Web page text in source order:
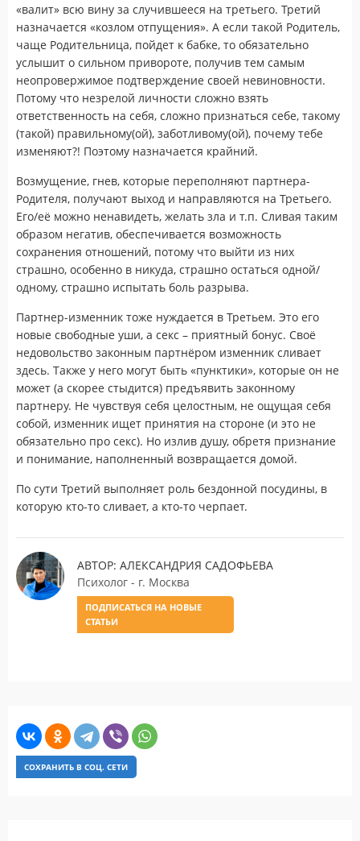
«валит» всю вину за случившееся на третьего. Третий
назначается «козлом отпущения». А если такой Родитель,
чаще Родительница, пойдет к бабке, то обязательно
услышит о сильном привороте, получив тем самым
неопровержимое подтверждение своей невиновности.
Потому что незрелой личности сложно взять
ответственность на себя, сложно признаться себе, такому
(такой) правильному(ой), заботливому(ой), почему тебе
изменяют?! Поэтому назначается крайний.
Возмущение, гнев, которые переполняют партнера-
Родителя, получают выход и направляются на Третьего.
Его/её можно ненавидеть, желать зла и т.п. Сливая таким
образом негатив, обеспечивается возможность
сохранения отношений, потому что выйти из них
страшно, особенно в никуда, страшно остаться одной/
одному, страшно испытать боль разрыва.
Партнер-изменник тоже нуждается в Третьем. Это его
новые свободные уши, а секс – приятный бонус. Своё
недовольство законным партнёром изменник сливает
здесь. Также у него могут быть «пунктики», которые он не
может (а скорее стыдится) предъявить законному
партнеру. Не чувствуя себя целостным, не ощущая себя
собой, изменник ищет принятия на стороне (и это не
обязательно про секс). Но излив душу, обретя признание
и понимание, наполненный возвращается домой.
По сути Третий выполняет роль бездонной посудины, в
которую кто-то сливает, а кто-то черпает.
АВТОР: АЛЕКСАНДРИЯ САДОФЬЕВА
Психолог - г. Москва
ПОДПИСАТЬСЯ НА НОВЫЕ
СТАТЬИ
СОХРАНИТЬ В СОЦ. СЕТИ